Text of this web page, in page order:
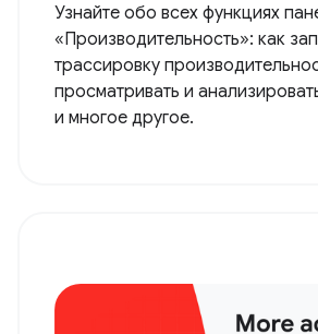
Узнайте обо всех функциях
«Производительность»: как
трассировку
просматривать и
и многое другое.